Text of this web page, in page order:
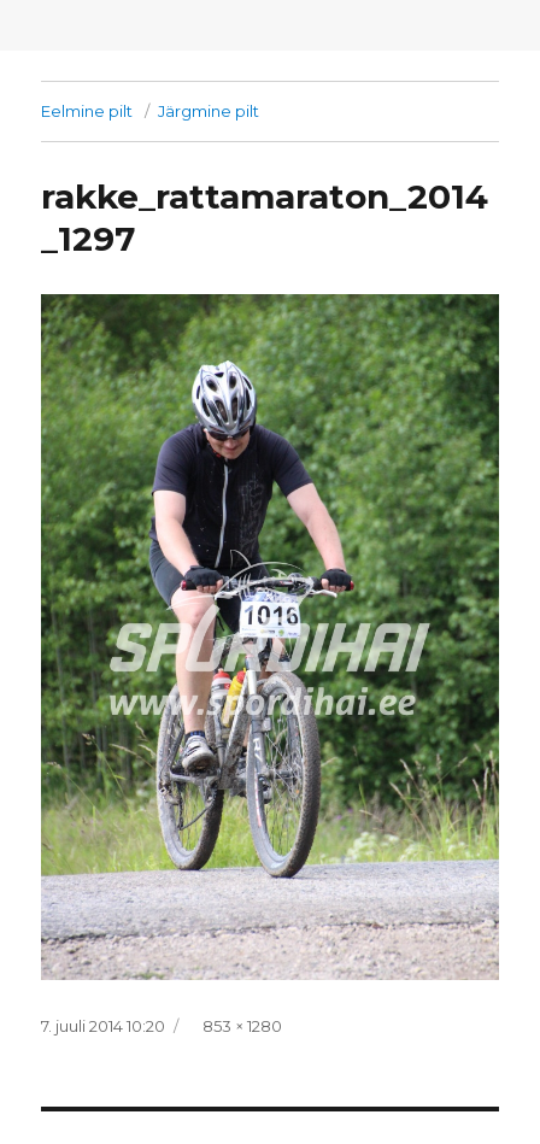
Eelmine pilt Järgmine pilt
rakke_rattamaraton_2014
_1297
Postitatud
7. juuli 2014 10:20 Täissuurus
853 × 1280